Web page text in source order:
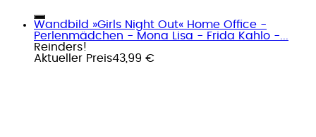
Wandbild »Girls Night Out« Home Office -
Perlenmädchen - Mona Lisa - Frida Kahlo -...
Reinders!
Aktueller Preis43,99 €